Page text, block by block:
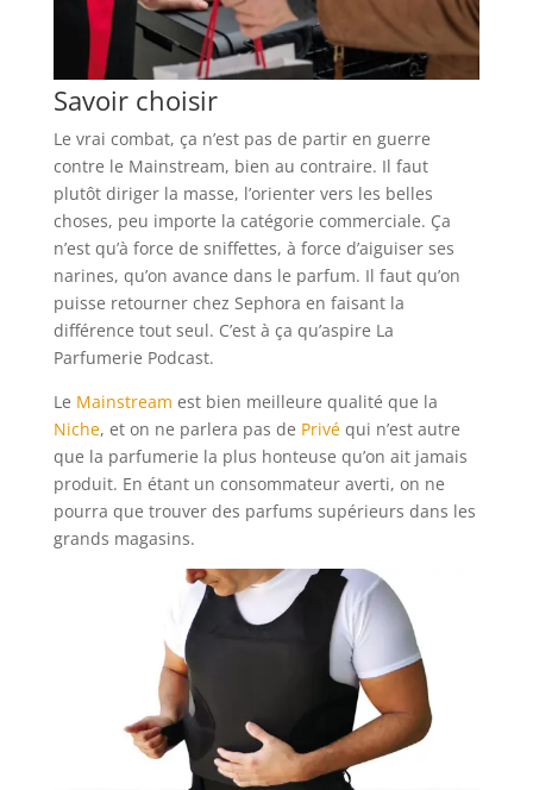
Savoir choisir
Le vrai combat, ça n’est pas de partir en guerre
contre le Mainstream, bien au contraire. Il faut
plutôt diriger la masse, l’orienter vers les belles
choses, peu importe la catégorie commerciale. Ça
n’est qu’à force de sniffettes, à force d’aiguiser ses
narines, qu’on avance dans le parfum. Il faut qu’on
puisse retourner chez Sephora en faisant la
différence tout seul. C’est à ça qu’aspire La
Parfumerie Podcast.
Le Mainstream est bien meilleure qualité que la
Niche, et on ne parlera pas de Privéqui n’est autre
que la parfumerie la plus honteuse qu’on ait jamais
produit. En étant un consommateur averti, on ne
pourra que trouver des parfums supérieurs dans les
grands magasins.